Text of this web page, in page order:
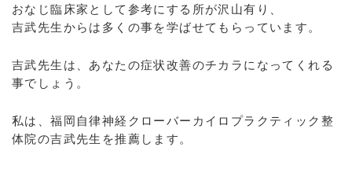
おなじ臨床家として参考にする所が沢山有り、
吉武先生からは多くの事を学ばせてもらっています。
吉武先生は、あなたの症状改善のチカラになってくれる
事でしょう。
私は、福岡自律神経クローバーカイロプラクティック整
体院の吉武先生を推薦します。